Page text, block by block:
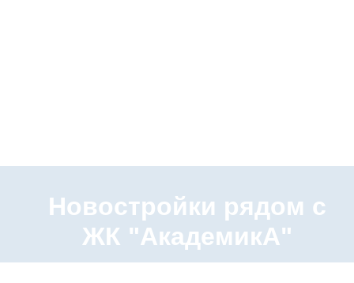
Новостройки рядом с
ЖК "АкадемикА"